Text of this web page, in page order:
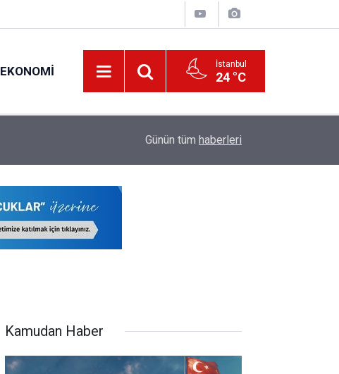
EKONOMI İstanbul
24 °C
O Öğretmenlerin Yaz Tatili 17 Ağustos'ta Sona
Günün tüm haberleri
Kamudan Haber